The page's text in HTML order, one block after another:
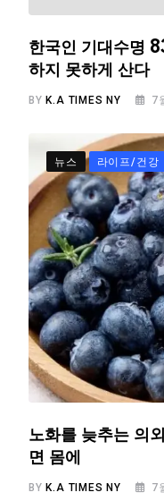
한국인 기대수명
하지 못하게 산다
BY K.A TIMES NY 7
뉴스 라이프/건강
노화를 늦추는 의
면 몸에
BYK.A TIMES NY 7